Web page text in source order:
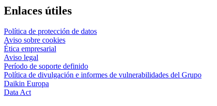
Enlaces útiles
Política de protección de datos
Aviso sobre cookies
Ética empresarial
Aviso legal
Período de soporte definido
Política de divulgación e informes de vulnerabilidades del Grupo
Daikin Europa
Data Act